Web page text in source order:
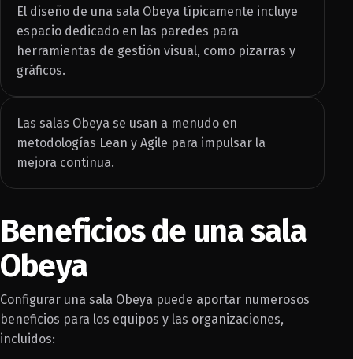
El diseño de una sala Obeya típicamente incluye
espacio dedicado en las paredes para
herramientas de gestión visual, como pizarras y
gráficos.
Las salas Obeya se usan a menudo en
metodologías Lean y Agile para impulsar la
mejora continua.
Beneficios de una sala
Obeya
Configurar una sala Obeya puede aportar numerosos
beneficios para los equipos y las organizaciones,
incluidos: